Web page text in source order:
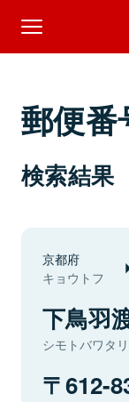
郵便番
検索結果
京都府
キョウトフ
下鳥羽
シモトバワタ
612-